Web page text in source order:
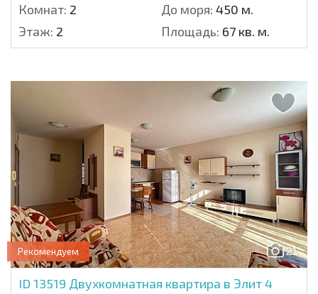
Комнат: 2 До моря: 450 м.
Этаж: 2 Площадь: 67 кв. м.
21
Рекомендуем
ID 13519 Двухкомнатная квартира в Элит 4